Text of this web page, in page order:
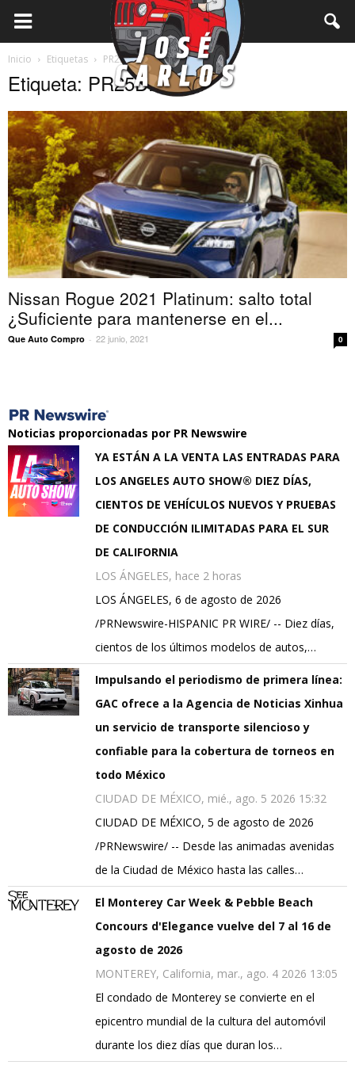
Inicio Etiquetas PR25DD
Etiqueta: PR25DD
Nissan Rogue 2021 Platinum: salto total
¿Suficiente para mantenerse en el...
Que Auto Compro - 22 junio, 2021 0
Noticias proporcionadas por PR Newswire
YA ESTÁN A LA VENTA LAS ENTRADAS PARA
LOS ANGELES AUTO SHOW® DIEZ DÍAS,
CIENTOS DE VEHÍCULOS NUEVOS Y PRUEBAS
DE CONDUCCIÓN ILIMITADAS PARA EL SUR
DE CALIFORNIA
LOS ÁNGELES, hace 2 horas
LOS ÁNGELES, 6 de agosto de 2026
/PRNewswire-HISPANIC PR WIRE/ -- Diez días,
cientos de los últimos modelos de autos,…
Impulsando el periodismo de primera línea:
GAC ofrece a la Agencia de Noticias Xinhua
un servicio de transporte silencioso y
confiable para la cobertura de torneos en
todo México
CIUDAD DE MÉXICO, mié., ago. 5 2026 15:32
CIUDAD DE MÉXICO, 5 de agosto de 2026
/PRNewswire/ -- Desde las animadas avenidas
de la Ciudad de México hasta las calles…
El Monterey Car Week & Pebble Beach
Concours d'Elegance vuelve del 7 al 16 de
agosto de 2026
MONTEREY, California, mar., ago. 4 2026 13:05
El condado de Monterey se convierte en el
epicentro mundial de la cultura del automóvil
durante los diez días que duran los…